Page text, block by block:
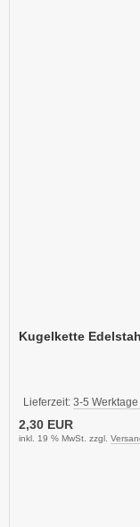
Kugelkette
Lieferzeit: 3-5
2,30 EUR
inkl. 19 % MwSt. zzgl.